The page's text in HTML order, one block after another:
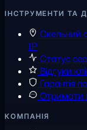
ІНСТРУМЕНТИ ТА
Скельний
IP
Статус
Відгуки
Гарантія
Отримати
КОМПАНІЯ